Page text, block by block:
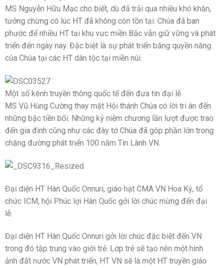
MS Nguyễn Hữu Mạc cho biết, dù đã trải qua nhiều khó khăn,
tưởng chừng có lúc HT đã không còn tồn tại. Chúa đã ban
phước để nhiều HT tại khu vực miền Bắc vẫn giữ vững và phát
triển đến ngày nay. Đặc biệt là sự phát triển bằng quyền năng
của Chúa tại các HT dân tộc tại miền núi.
Một số kênh truyền thông quốc tế đến đưa tin đại lễ
MS Vũ Hùng Cường thay mặt Hội thánh Chúa có lời tri ân đến
những bậc tiền bối. Những kỷ niệm chương lần lượt được trao
đến gia đình cũng như các đày tớ Chúa đã góp phần lớn trong
chặng đường phát triển 100 năm Tin Lành VN.
Đại diện HT Hàn Quốc Onnuri, giáo hạt CMA VN Hoa Kỳ, tổ
chức ICM, hội Phúc lợi Hàn Quốc gởi lời chúc mừng đến đại
lễ.
Đại diện HT Hàn Quốc Onnuri gởi lời chúc đặc biệt đến VN
trong đó tập trung vào giới trẻ. Lớp trẻ sẽ tạo nên một hình
ảnh đất nước VN phát triển, HT VN sẽ là một HT truyền giáo